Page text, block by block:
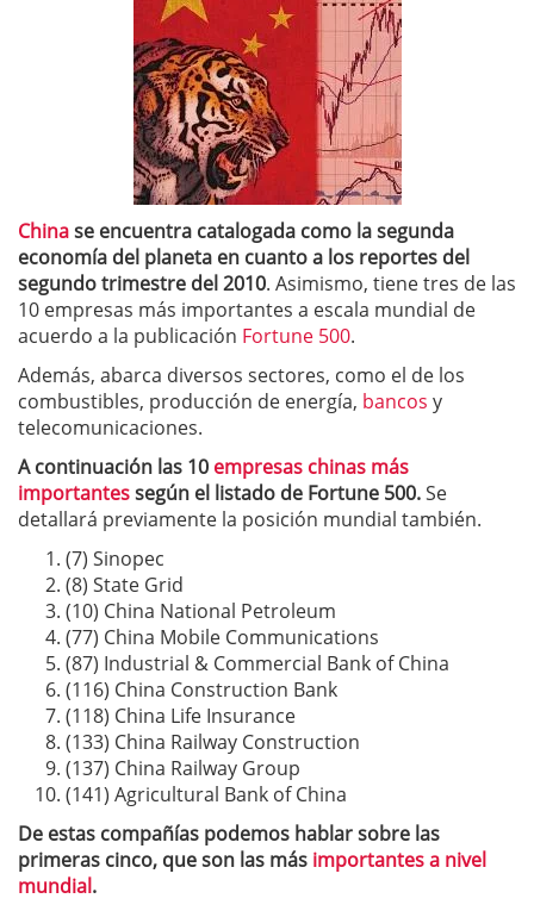
Chinase encuentra catalogada como la segunda
economía del planeta en cuanto a los reportes del
segundo trimestre del 2010. Asimismo, tiene tres de las
10 empresas más importantes a escala mundial de
acuerdo a la publicación Fortune 500.
Además, abarca diversos sectores, como el de los
combustibles, producción de energía, bancos y
telecomunicaciones.
A continuación las 10 empresas chinas más
importantessegún el listado de Fortune 500.Se
detallará previamente la posición mundial también.
(7) Sinopec
(8) State Grid
(10) China National Petroleum
(77) China Mobile Communications
(87) Industrial & Commercial Bank of China
(116) China Construction Bank
(118) China Life Insurance
(133) China Railway Construction
(137) China Railway Group
(141) Agricultural Bank of China
De estas compañías podemos hablar sobre las
primeras cinco, que son las más importantes a nivel
mundial.